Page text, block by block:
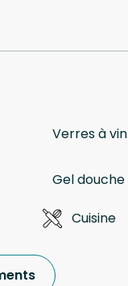
Verres à vin
Gel douche
Cuisine